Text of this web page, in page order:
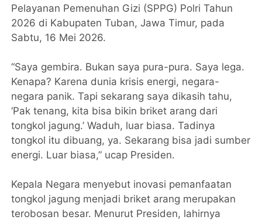
Pelayanan Pemenuhan Gizi (SPPG) Polri Tahun
2026 di Kabupaten Tuban, Jawa Timur, pada
Sabtu, 16 Mei 2026.
“Saya gembira. Bukan saya pura-pura. Saya lega.
Kenapa? Karena dunia krisis energi, negara-
negara panik. Tapi sekarang saya dikasih tahu,
‘Pak tenang, kita bisa bikin briket arang dari
tongkol jagung.’ Waduh, luar biasa. Tadinya
tongkol itu dibuang, ya. Sekarang bisa jadi sumber
energi. Luar biasa,” ucap Presiden.
Kepala Negara menyebut inovasi pemanfaatan
tongkol jagung menjadi briket arang merupakan
terobosan besar. Menurut Presiden, lahirnya